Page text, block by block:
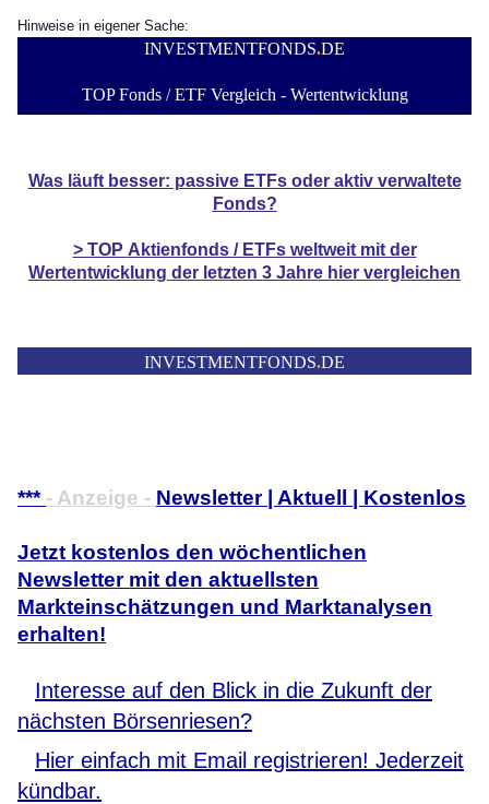
Hinweise in eigener Sache:
INVESTMENTFONDS.DE
TOP Fonds / ETF Vergleich - Wertentwicklung
Was läuft besser: passive ETFs oder aktiv verwaltete
Fonds?
> TOP Aktienfonds / ETFsweltweit mit der
Wertentwicklung der letzten 3 Jahre hier vergleichen
INVESTMENTFONDS.DE
*** - Anzeige - Newsletter | Aktuell | Kostenlos
Jetzt kostenlos den wöchentlichen
Newsletter mit den aktuellsten
Markteinschätzungen und Marktanalysen
erhalten!
Interesse auf den Blick in die Zukunft der
nächsten Börsenriesen?
Hier einfach mit Email registrieren! Jederzeit
kündbar.